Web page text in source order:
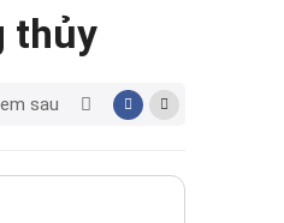
thủy
sau